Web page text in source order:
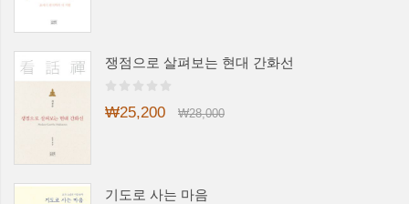
쟁점으로 살펴보는 현대 간화선
₩25,200 ₩28,000
기도로 사는 마음